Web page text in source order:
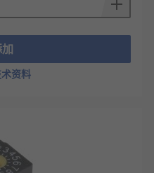
等传输参数。
逻辑等硬件参数。
器人，通过切换DIP
、行车记录仪，通
分辨率等基础参数。
资料